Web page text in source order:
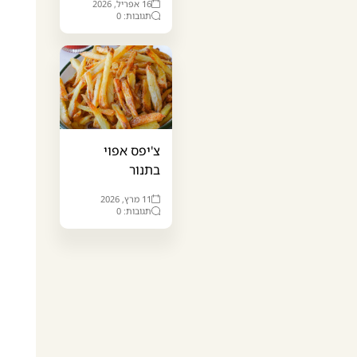
16 אפריל, 2026
תגובות: 0
צ'יפס אפוי
בתנור
11 מרץ, 2026
תגובות: 0